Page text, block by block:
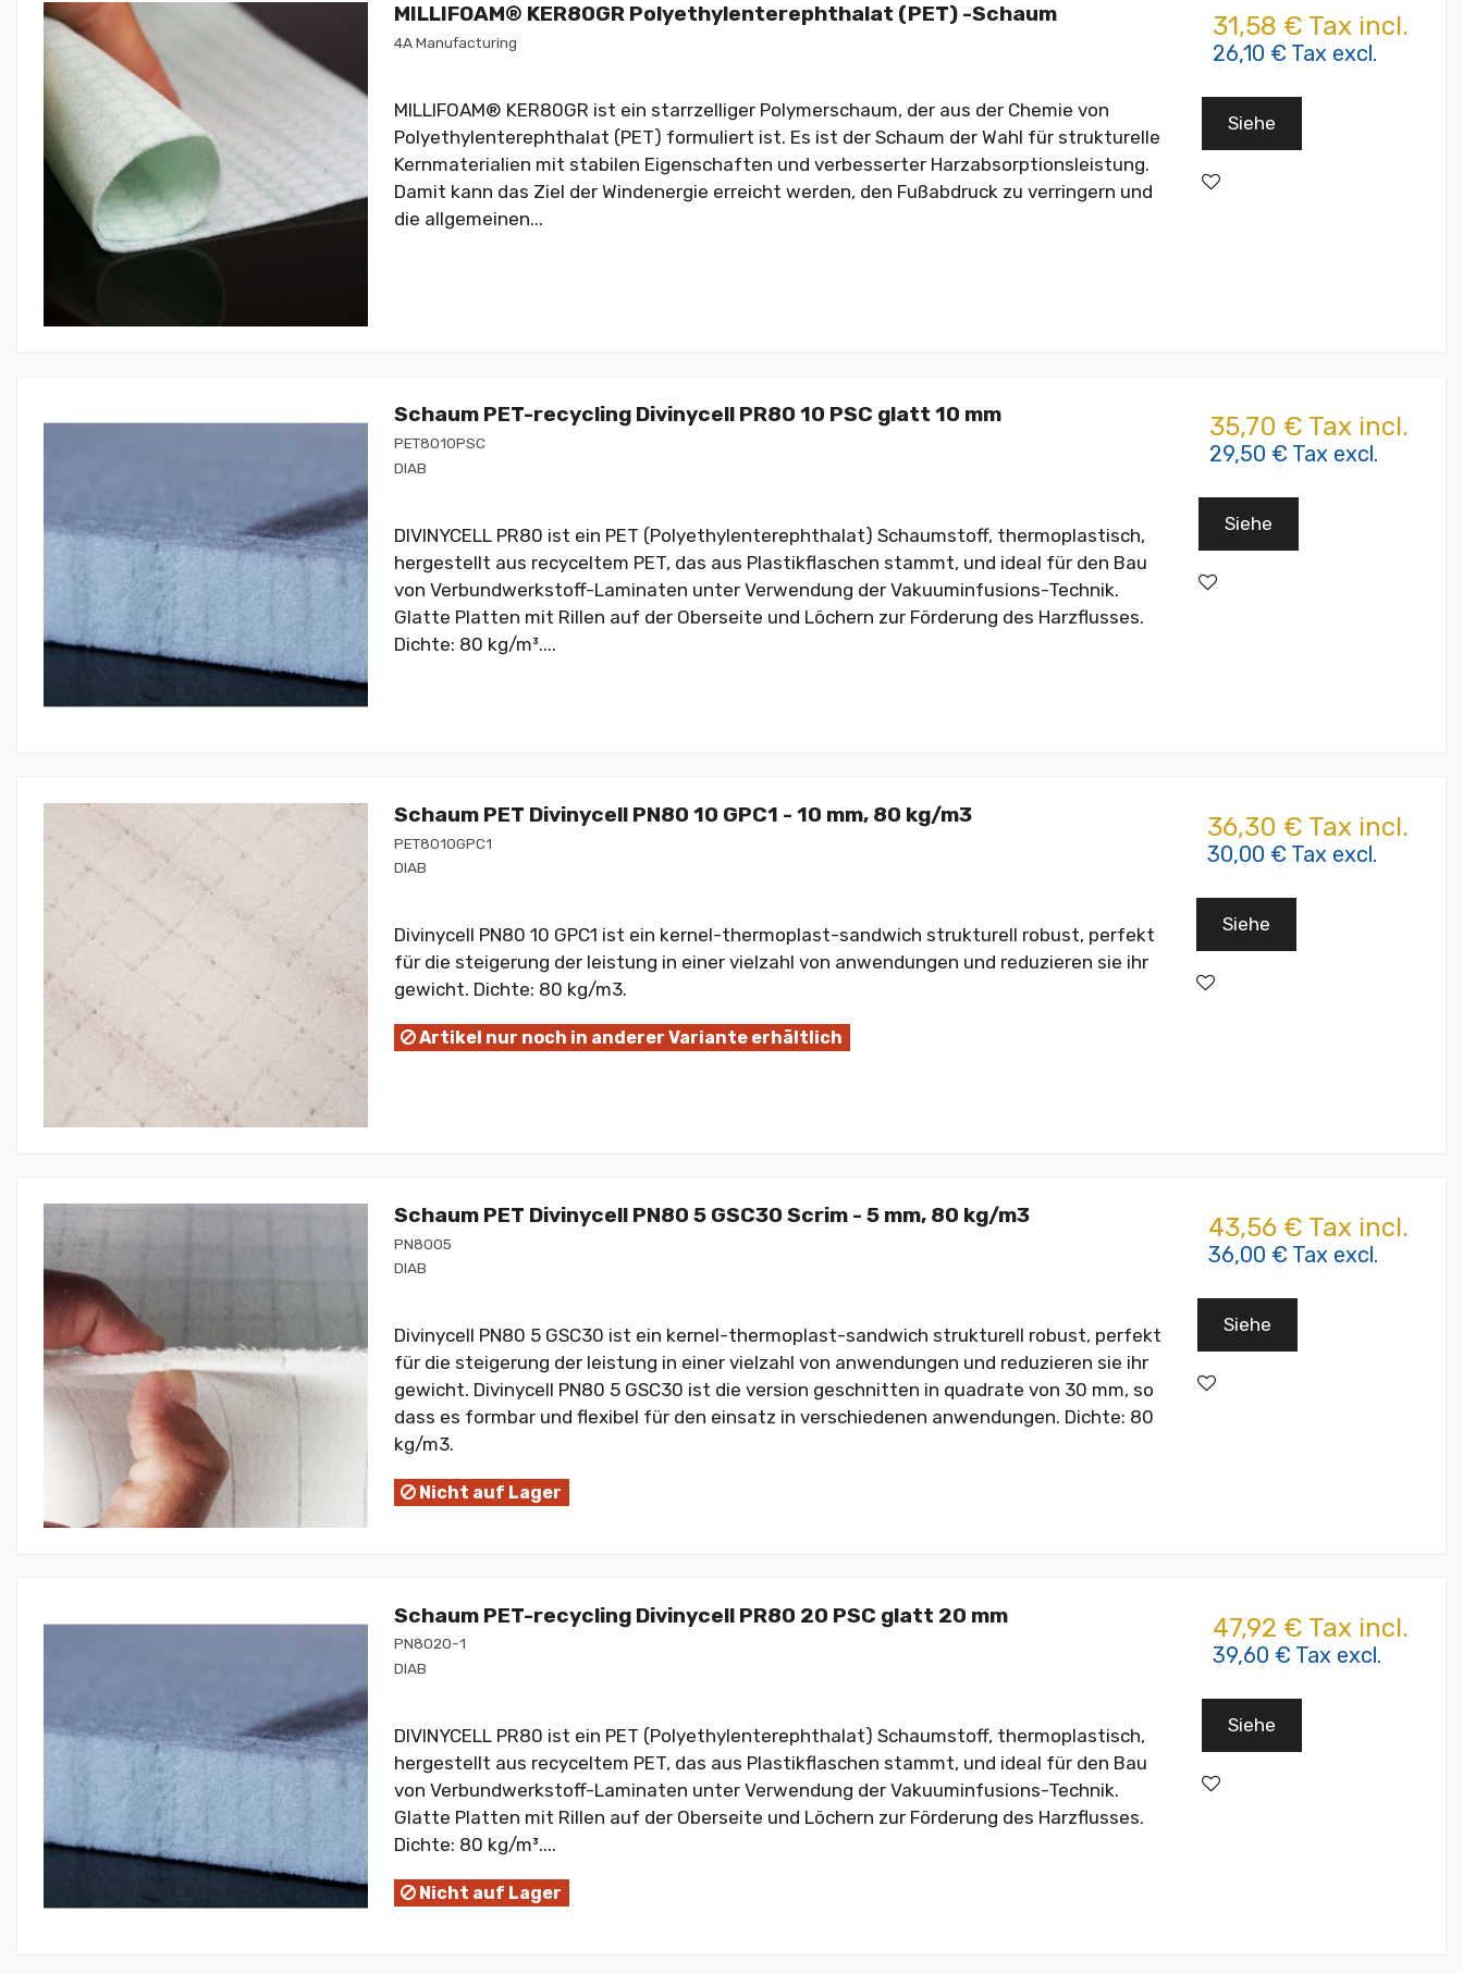
MILLIFOAM® KER80GR Polyethylenterephthalat (PET) -Schaum
4A Manufacturing
MILLIFOAM® KER80GR ist ein starrzelliger Polymerschaum, der aus der Chemie von
Polyethylenterephthalat (PET) formuliert ist. Es ist der Schaum der Wahl für strukturelle
Kernmaterialien mit stabilen Eigenschaften und verbesserter Harzabsorptionsleistung.
Damit kann das Ziel der Windenergie erreicht werden, den Fußabdruck zu verringern und
die allgemeinen...
31,58 € Tax incl.
26,10 € Tax excl.
Siehe
Schaum PET-recycling Divinycell PR80 10 PSC glatt 10 mm
PET8010PSC
DIAB
DIVINYCELL PR80 ist ein PET (Polyethylenterephthalat) Schaumstoff, thermoplastisch,
hergestellt aus recyceltem PET, das aus Plastikflaschen stammt, und ideal für den Bau
von Verbundwerkstoff-Laminaten unter Verwendung der Vakuuminfusions-Technik.
Glatte Platten mit Rillen auf der Oberseite und Löchern zur Förderung des Harzflusses.
Dichte: 80 kg/m³....
35,70 € Tax incl.
29,50 € Tax excl.
Siehe
Schaum PET Divinycell PN80 10 GPC1 - 10 mm, 80 kg/m3
PET8010GPC1
DIAB
Divinycell PN80 10 GPC1 ist ein kernel-thermoplast-sandwich strukturell robust, perfekt
für die steigerung der leistung in einer vielzahl von anwendungen und reduzieren sie ihr
gewicht. Dichte: 80 kg/m3.
Artikel nur noch in anderer Variante erhältlich
36,30 € Tax incl.
30,00 € Tax excl.
Siehe
Schaum PET Divinycell PN80 5 GSC30 Scrim - 5 mm, 80 kg/m3
PN8005
DIAB
Divinycell PN80 5 GSC30 ist ein kernel-thermoplast-sandwich strukturell robust, perfekt
für die steigerung der leistung in einer vielzahl von anwendungen und reduzieren sie ihr
gewicht. Divinycell PN80 5 GSC30 ist die version geschnitten in quadrate von 30 mm, so
dass es formbar und flexibel für den einsatz in verschiedenen anwendungen. Dichte: 80
kg/m3.
Nicht auf Lager
43,56 € Tax incl.
36,00 € Tax excl.
Siehe
Schaum PET-recycling Divinycell PR80 20 PSC glatt 20 mm
PN8020-1
DIAB
DIVINYCELL PR80 ist ein PET (Polyethylenterephthalat) Schaumstoff, thermoplastisch,
hergestellt aus recyceltem PET, das aus Plastikflaschen stammt, und ideal für den Bau
von Verbundwerkstoff-Laminaten unter Verwendung der Vakuuminfusions-Technik.
Glatte Platten mit Rillen auf der Oberseite und Löchern zur Förderung des Harzflusses.
Dichte: 80 kg/m³....
Nicht auf Lager
47,92 € Tax incl.
39,60 € Tax excl.
Siehe